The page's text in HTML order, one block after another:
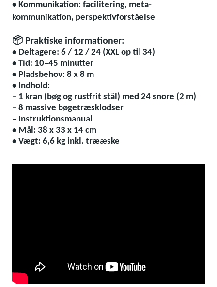
• Kommunikation: facilitering, meta-
kommunikation, perspektivforståelse
📦 Praktiske informationer:
• Deltagere: 6 / 12 / 24 (XXL op til 34)
• Tid: 10–45 minutter
• Pladsbehov: 8 x 8 m
• Indhold:
– 1 kran (bøg og rustfrit stål) med 24 snore (2 m)
– 8 massive bøgetræsklodser
– Instruktionsmanual
• Mål: 38 x 33 x 14 cm
• Vægt: 6,6 kg inkl. trææske